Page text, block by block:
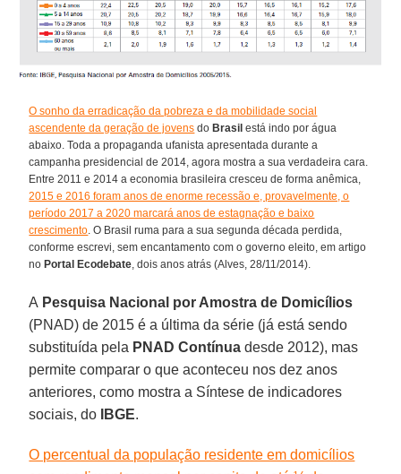
O sonho da erradicação da pobreza e da mobilidade social
ascendente da geração de jovens do Brasil está indo por água
abaixo. Toda a propaganda ufanista apresentada durante a
campanha presidencial de 2014, agora mostra a sua verdadeira cara.
Entre 2011 e 2014 a economia brasileira cresceu de forma anêmica,
2015 e 2016 foram anos de enorme recessão e, provavelmente, o
período 2017 a 2020 marcará anos de estagnação e baixo
crescimento. O Brasil ruma para a sua segunda década perdida,
conforme escrevi, sem encantamento com o governo eleito, em artigo
no Portal Ecodebate, dois anos atrás (Alves, 28/11/2014).
A Pesquisa Nacional por Amostra de Domicílios
(PNAD) de 2015 é a última da série (já está sendo
substituída pela PNAD Contínua desde 2012), mas
permite comparar o que aconteceu nos dez anos
anteriores, como mostra a Síntese de indicadores
sociais, do
IBGE.
O percentual da população residente em domicílios